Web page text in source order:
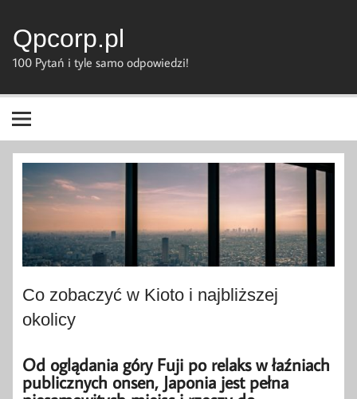
content
Qpcorp.pl
100 Pytań i tyle samo odpowiedzi!
Co zobaczyć w Kioto i najbliższej
okolicy
Od oglądania góry Fuji po relaks w łaźniach
publicznych onsen, Japonia jest pełna